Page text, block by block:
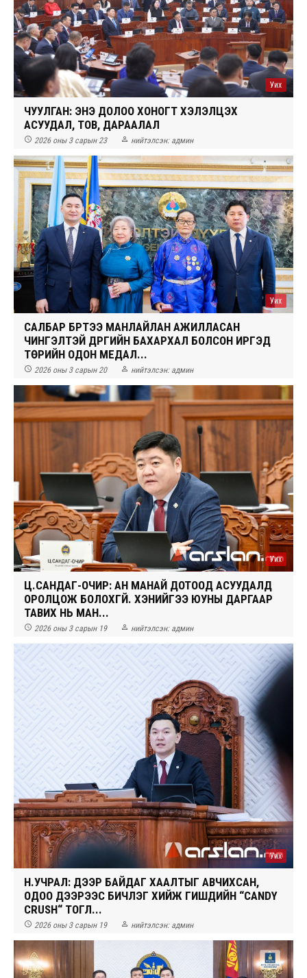
Уих
ЧУУЛГАН: ЭНЭ ДОЛОО ХОНОГТ ХЭЛЭЛЦЭХ
АСУУДАЛ, ТОВ, ДАРААЛАЛ
 2026 оны 3 сарын 23  нийтэлсэн: админ
Уих
САЛБАР БҮРТЭЭ МАНЛАЙЛАН АЖИЛЛАСАН
ЧИНГЭЛТЭЙ ДҮҮРГИЙН БАХАРХАЛ БОЛСОН ИРГЭД
ТӨРИЙН ОДОН МЕДАЛ...
 2026 оны 3 сарын 20  нийтэлсэн: админ
Уих
Ц.САНДАГ-ОЧИР: АН МАНАЙ ДОТООД АСУУДАЛД
ОРОЛЦОЖ БОЛОХГҮЙ. ХЭНИЙГЭЭ ЮУНЫ ДАРГААР
ТАВИХ НЬ МАН...
 2026 оны 3 сарын 19  нийтэлсэн: админ
Уих
Н.УЧРАЛ: ДЭЭР БАЙДАГ ХААЛТЫГ АВЧИХСАН,
ОДОО ДЭЭРЭЭС БИЧЛЭГ ХИЙЖ ГИШҮҮДИЙН “CANDY
CRUSH“ ТОГЛ...
 2026 оны 3 сарын 19  нийтэлсэн: админ